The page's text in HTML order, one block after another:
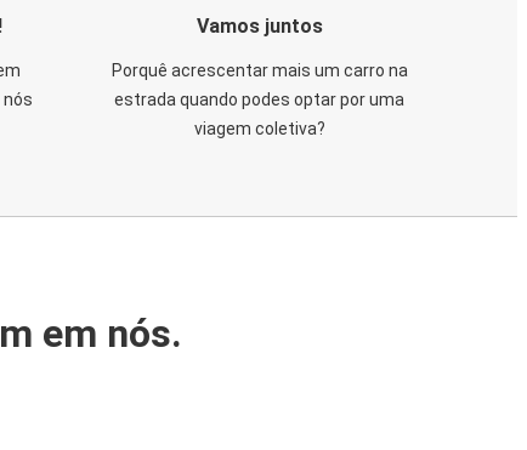
nós
Vamos juntos
Porquê acrescentar mais um carro na
estrada quando podes optar por uma
viagem coletiva?
em nós.